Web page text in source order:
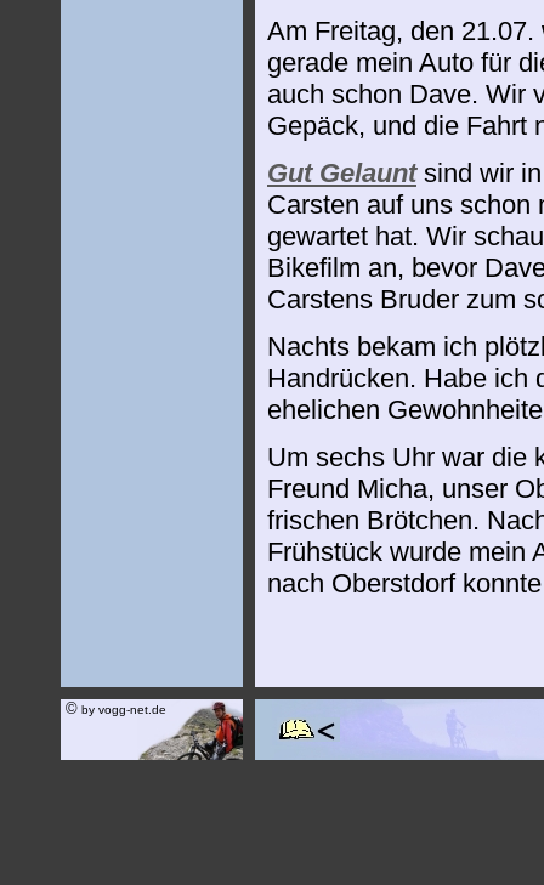
Am Freitag, den
gerade mein Auto für
auch schon Dave. Wir
Gepäck, und die Fahrt
Gut Gelauntsind wir in
Carsten auf uns schon
gewartet hat. Wir
Bikefilm an, bevor
Carstens Bruder zum
Nachts bekam ich
Handrücken. Habe ich
ehelichen
Um sechs Uhr war die
Freund Micha, unser
frischen Brötchen.
Frühstück wurde mein
nach Oberstdorf
©by vogg-net.de